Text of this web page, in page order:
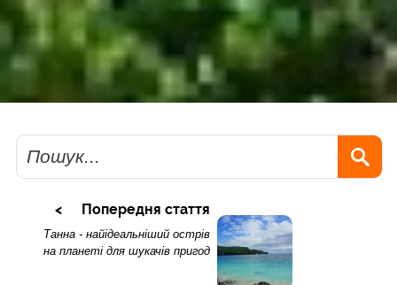
Пошук
Попередня стаття
Танна - найідеальніший острів
на планеті для шукачів пригод